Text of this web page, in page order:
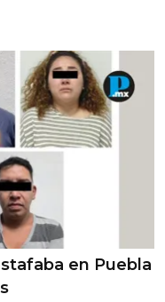
en Puebla